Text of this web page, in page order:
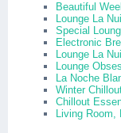
Beautiful
Lounge La
Special
Electronic
Lounge La
Lounge
La Noche
Winter
Chillout
Living Room,